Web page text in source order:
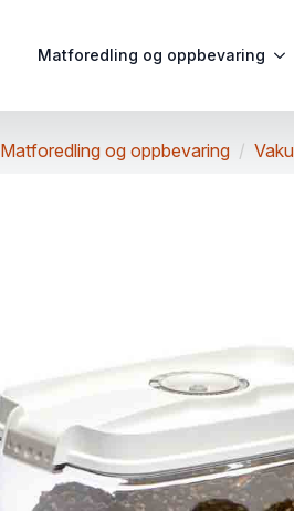
Matforedling og oppbevaring
Matforedling og oppbevaring